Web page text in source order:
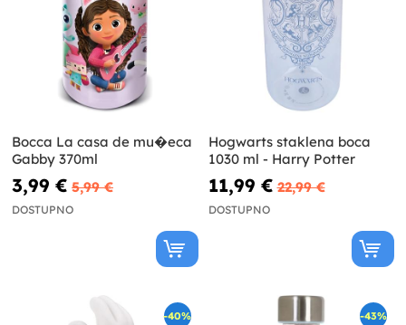
Bocca La casa de mu�eca
Gabby 370ml
3,99 € 5,99 €
DOSTUPNO
Hogwarts staklena boca
1030 ml - Harry Potter
11,99 € 22,99 €
DOSTUPNO
-40% -43%